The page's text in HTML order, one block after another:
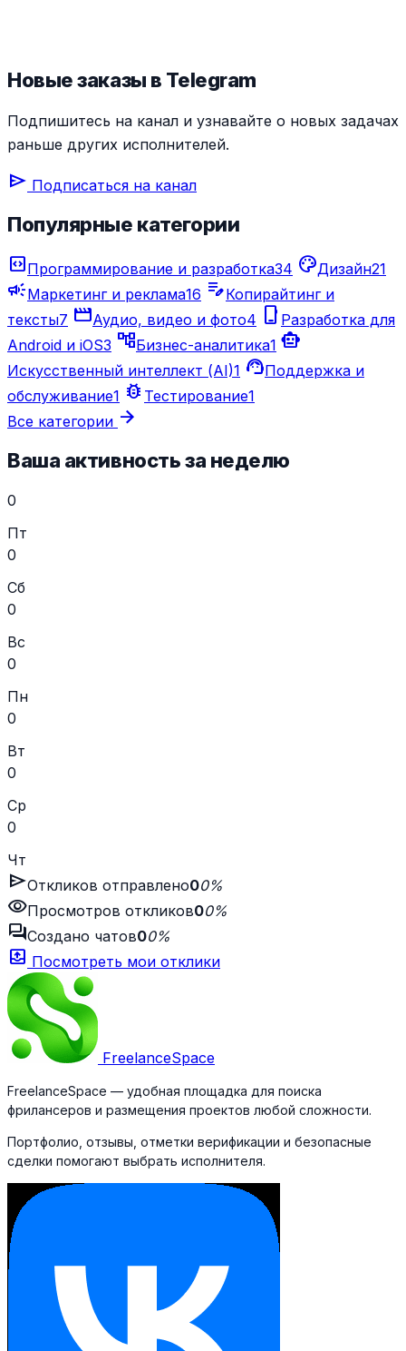
Новые заказы в Telegram
Подпишитесь на канал и узнавайте о новых задачах
раньше других исполнителей.
send Подписаться на канал
Популярные категории
code_blocksПрограммирование и разработка34 paletteДизайн21
campaignМаркетинг и реклама16 edit_noteКопирайтинг и
тексты7 movie_creationАудио, видео и фото4 phone_iphone Разработка для
Android и iOS3 account_treeБизнес-аналитика1 smart_toy
Искусственный интеллект (AI)1 support_agentПоддержка и
обслуживание1 bug_report Тестирование1
Все категории arrow_forward
Ваша активность за неделю
0
Пт
0
Сб
0
Вс
0
Пн
0
Вт
0
Ср
0
Чт
sendОткликов отправлено00%
visibilityПросмотров откликов00%
forumСоздано чатов00%
outbox Посмотреть мои отклики
FreelanceSpace
FreelanceSpace — удобная площадка для поиска
фрилансеров и размещения проектов любой сложности.
Портфолио, отзывы, отметки верификации и безопасные
сделки помогают выбрать исполнителя.